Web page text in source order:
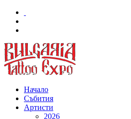
Начало
Събития
Артисти
2026